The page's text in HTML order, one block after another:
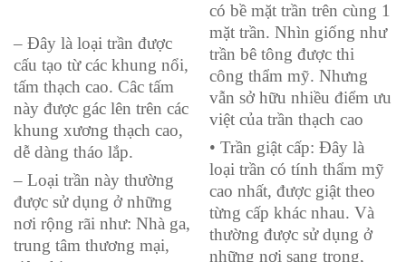
– Đây là loại trần được
cấu tạo từ các khung nổi,
tấm thạch cao. Câc tấm
này được gác lên trên các
khung xương thạch cao,
dễ dàng tháo lắp.
– Loại trần này thường
được sử dụng ở những
nơi rộng rãi như: Nhà ga,
trung tâm thương mại,
có bề mặt trần trên cùng 1
mặt trần. Nhìn giống như
trần bê tông được thi
công thẩm mỹ. Nhưng
vẫn sở hữu nhiều điểm ưu
việt của trần thạch cao
• Trần giật cấp: Đây là
loại trần có tính thẩm mỹ
cao nhất, được giật theo
từng cấp khác nhau. Và
thường được sử dụng ở
những nơi sang trọng,